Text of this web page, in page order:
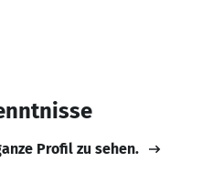
Profil zu sehen.